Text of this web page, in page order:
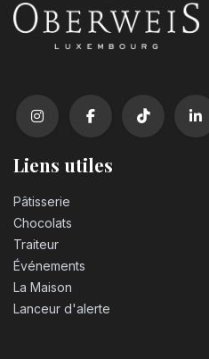
Liens utiles
Pâtisserie
Chocolats
Traiteur
Événements
La Maison
Lanceur d'alerte